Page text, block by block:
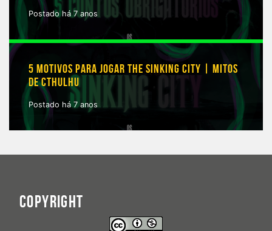
Postado há 7 anos
5 MOTIVOS PARA JOGAR THE SINKING CITY | MITOS
DE CTHULHU
Postado há 7 anos
COPYRIGHT